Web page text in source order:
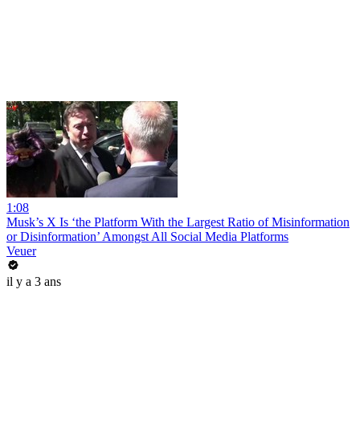
1:08
Musk’s X Is ‘the Platform With the Largest Ratio of Misinformation
or Disinformation’ Amongst All Social Media Platforms
Veuer
il y a 3 ans